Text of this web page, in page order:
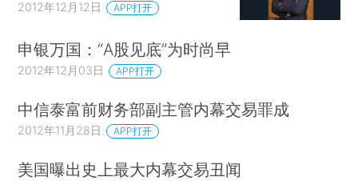
2012年12月12日 APP打开
申银万国：“A股见底”为时尚早
2012年12月03日 APP打开
中信泰富前财务部副主管内幕交易罪成
2012年11月28日 APP打开
美国曝出史上最大内幕交易丑闻